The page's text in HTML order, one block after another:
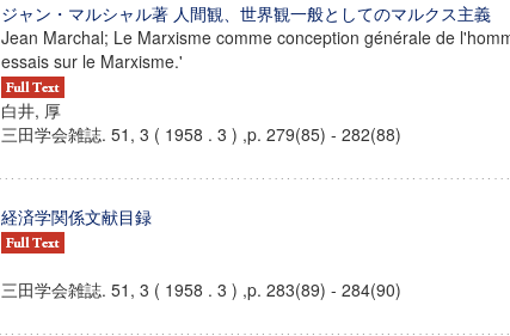
ジャン・マルシャル著 人間観、世界観一般としてのマルクス主義
Jean Marchal; Le Marxisme comme conception générale de
essais sur le Marxisme.'
白井, 厚
三田学会雑誌. 51, 3 ( 1958 . 3 ) ,p. 279(85) - 282(88)
経済学関係文献目録
三田学会雑誌. 51, 3 ( 1958 . 3 ) ,p. 283(89) - 284(90)